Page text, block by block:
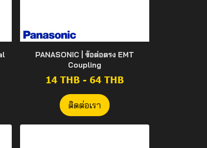
PANASONIC | ข้อต่อตรง EMT
Coupling
14 THB- 64 THB
ติดต่อเรา